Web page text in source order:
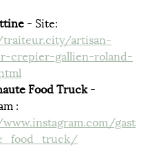
- Site:
artisan-
crepier-gallien-roland-
Food Truck -
:
gast